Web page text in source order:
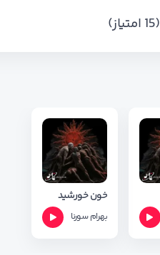
خون خورشید
بهرامسورنا